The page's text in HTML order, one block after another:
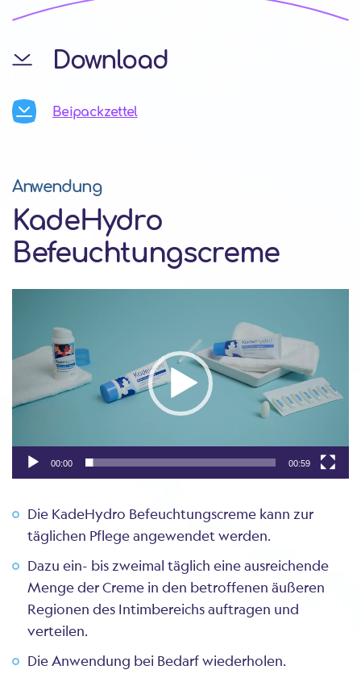
Download
Beipackzettel
Anwendung
KadeHydro
Befeuchtungscreme
00:00 00:59
Die KadeHydro Befeuchtungscreme kann zur
täglichen Pflege angewendet werden.
Dazu ein- bis zweimal täglich eine ausreichende
Menge der Creme in den betroffenen äußeren
Regionen des Intimbereichs auftragen und
verteilen.
Die Anwendung bei Bedarf wiederholen.